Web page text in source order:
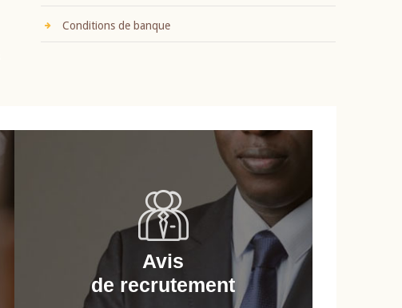
Conditions de banque
Avis
de recrutement